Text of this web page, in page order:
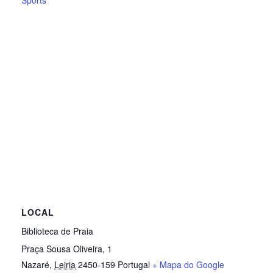
LOCAL
Biblioteca de Praia
Praça Sousa Oliveira, 1
Nazaré, Leiria 2450-159 Portugal + Mapa do Google